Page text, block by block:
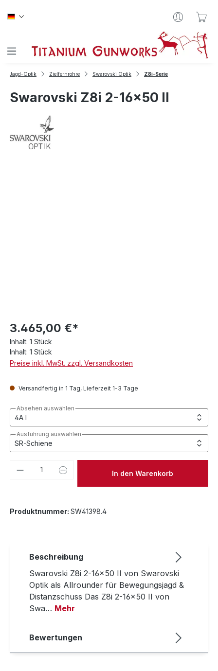
Jagd-Optik Zielfernrohre Swarovski Optik Z8i-Serie
Swarovski Z8i 2-16x50 II
3.465,00 €*
Inhalt: 1 Stück
Inhalt: 1 Stück
Preise inkl. MwSt. zzgl. Versandkosten
Versandfertig in 1 Tag, Lieferzeit 1-3 Tage
Absehen auswählen
Ausführung auswählen
Produkt Anzahl: Gib denIn den Warenkorb
Produktnummer: SW41398.4
Beschreibung
Swarovski Z8i 2-16x50 II von Swarovski
Optik als Allrounder für Bewegungsjagd &
Distanzschuss Das Z8i 2-16x50 II von
Swa… Mehr
Bewertungen